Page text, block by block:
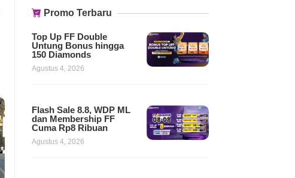
Promo Terbaru
Top Up FF Double
Untung Bonus hingga
150 Diamonds
Agustus 4, 2026
Flash Sale 8.8, WDP ML
dan Membership FF
Cuma Rp8 Ribuan
Agustus 4, 2026